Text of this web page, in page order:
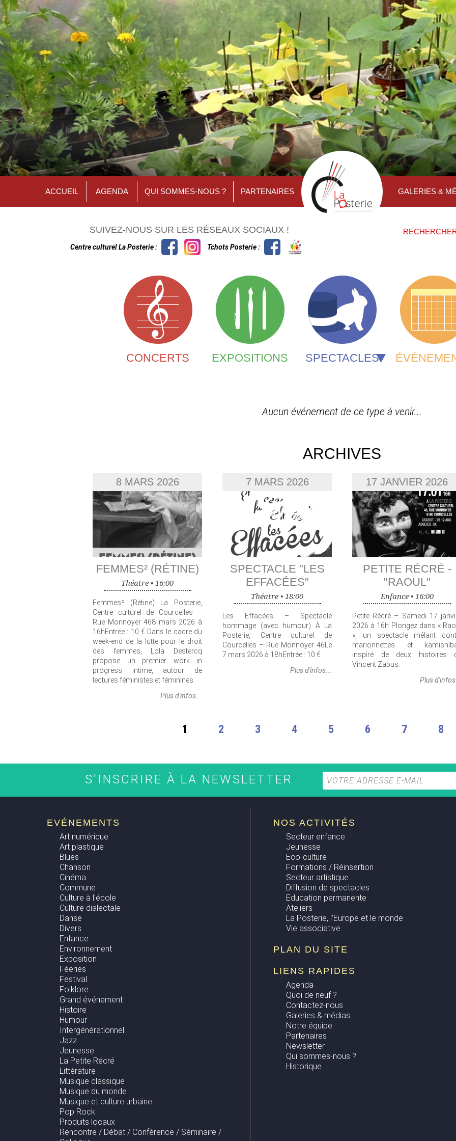
ACCUEIL AGENDA QUI SOMMES-NOUS ? PARTENAIRES GALERIES &
SUIVEZ-NOUS SUR LES RÉSEAUX SOCIAUX !
Centre culturel La Posterie : Tchots Posterie :
CONCERTS EXPOSITIONS SPECTACLES
Aucun événement de ce type à venir...
ARCHIVES
8 MARS 2026
FEMMES² (RÉTINE)
Théatre • 16:00
Femmes² (Rétine) La Posterie,
Centre culturel de Courcelles –
Rue Monnoyer 468 mars 2026 à
16hEntrée : 10 € Dans le cadre du
week-end de la lutte pour le droit
des femmes, Lola Destercq
propose un premier work in
progress intime, autour de
lectures féministes et féminines.
Plus d'infos...
7 MARS 2026
SPECTACLE "LES
EFFACÉES"
Théatre • 18:00
Les Effacées – Spectacle
hommage (avec humour) À La
Posterie, Centre culturel de
Courcelles – Rue Monnoyer 46Le
7 mars 2026 à 18hEntrée : 10 €
Plus d'infos...
17 JANVIER 2026
PETITE RÉCRÉ -
"RAOUL"
Enfance • 16:00
Petite Récré – Samedi 17
2026 à 16h Plongez dans «
», un spectacle mêlant
marionnettes et
inspiré de deux histoires
Vincent Zabus.
Plus
1 2 3 4 5 6 7 8
S'INSCRIRE À LA NEWSLETTER
EVÉNEMENTS
Art numérique
Art plastique
Blues
Chanson
Cinéma
Commune
Culture à l'école
Culture dialectale
Danse
Divers
Enfance
Environnement
Exposition
Féeries
Festival
Folklore
Grand événement
Histoire
Humour
Intergénérationnel
Jazz
Jeunesse
La Petite Récré
Littérature
Musique classique
Musique du monde
Musique et culture urbaine
Pop Rock
Produits locaux
Rencontre / Débat / Conférence / Séminaire /
NOS ACTIVITÉS
Secteur enfance
Jeunesse
Eco-culture
Formations / Réinsertion
Secteur artistique
Diffusion de spectacles
Education permanente
Ateliers
La Posterie, l'Europe et le monde
Vie associative
PLAN DU SITE
LIENS RAPIDES
Agenda
Quoi de neuf ?
Contactez-nous
Galeries & médias
Notre équipe
Partenaires
Newsletter
Qui sommes-nous ?
Historique